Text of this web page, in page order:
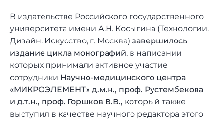
В издательстве Российского государственного
университета имени А.Н. Косыгина (Технологии.
Дизайн. Искусство, г. Москва) завершилось
издание цикла монографий, в написании
которых принимали активное участие
сотрудники Научно-медицинского центра
«МИКРОЭЛЕМЕНТ» д.м.н., проф. Рустембекова
и д.т.н., проф. Горшков В.В., который также
выступил в качестве научного редактора этого